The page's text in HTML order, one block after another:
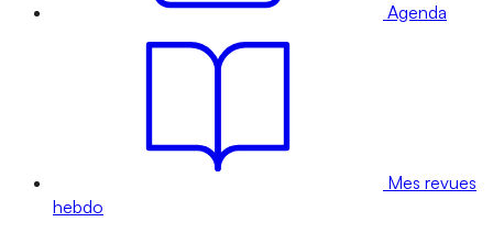
Agenda
Mes revues
hebdo